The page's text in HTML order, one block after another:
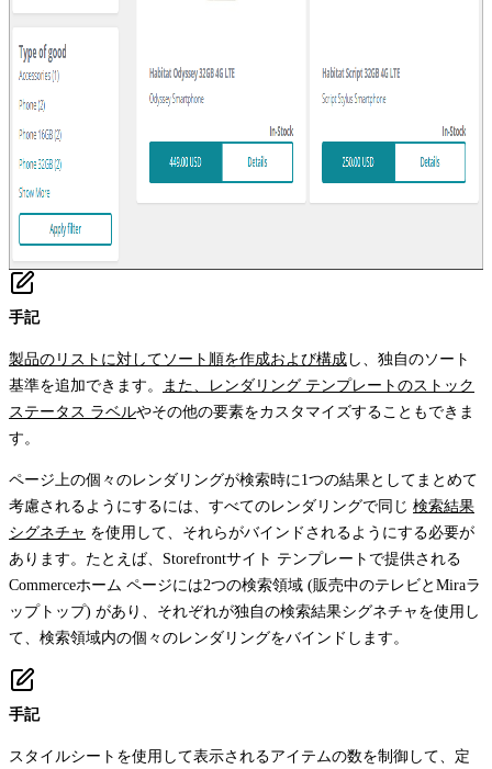
手記
製品のリストに対してソート順を作成および構成 し、独自のソート
基準を追加できます。
また、レンダリング テンプレートのストック
ステータス ラベルやその他の要素をカスタマイズすることもできま
す。
ページ上の個々のレンダリングが検索時に1つの結果としてまとめて
考慮されるようにするには、すべてのレンダリングで同じ 検索結果
シグネチャ を使用して、それらがバインドされるようにする必要が
あります。たとえば、Storefrontサイト テンプレートで提供される
Commerceホーム ページには2つの検索領域 (販売中のテレビとMiraラ
ップトップ) があり、それぞれが独自の検索結果シグネチャを使用し
て、検索領域内の個々のレンダリングをバインドします。
手記
スタイルシートを使用して表示されるアイテムの数を制御して、定